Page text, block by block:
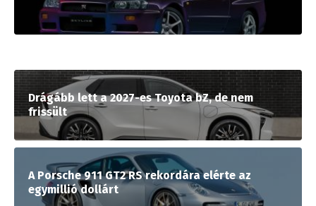
Drágább lett a 2027-es Toyota bZ, de nem
frissült
A Porsche 911 GT2 RS rekordára elérte az
egymillió dollárt